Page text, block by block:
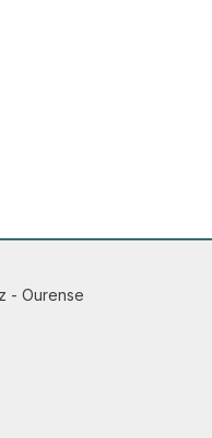
- Ourense